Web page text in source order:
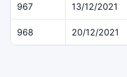
967 13/12/2021
968 20/12/2021